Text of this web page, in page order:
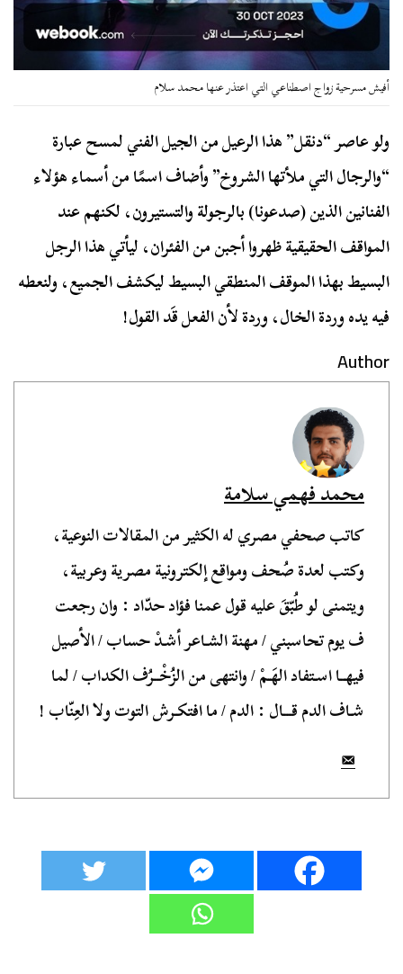
أفيش مسرحية زواج اصطناعي التي اعتذر عنها محمد سلام
ولو عاصر “دنقل” هذا الرعيل من الجيل الفني لمسح عبارة
“والرجال التي ملأتها الشروخ” وأضاف اسمًا من أسماء هؤلاء
الفنانين الذين (صدعونا) بالرجولة والتستيرون، لكنهم عند
المواقف الحقيقية ظهروا أجبن من الفئران، ليأتي هذا الرجل
البسيط بهذا الموقف المنطقي البسيط ليكشف الجميع، ولنعطه
فيه يده وردة الخال، وردة لأن الفعل قَد القول!
Author
محمد فهمي سلامة
كاتب صحفي مصري له الكثير من المقالات النوعية،
وكتب لعدة صُحف ومواقع إلكترونية مصرية وعربية،
ويتمنى لو طُبّقَ عليه قول عمنا فؤاد حدّاد : وان رجعت
ف يوم تحاسبني / مهنة الشـاعر أشـدْ حساب / الأصيل
فيهــا اسـتفاد الهَـمْ / وانتهى من الزُخْــرُف الكداب / لما
شـاف الدم قـــال : الدم / ما افتكـرش التوت ولا العِنّاب !